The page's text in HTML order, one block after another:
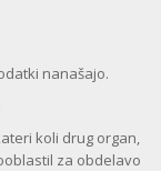
nanašajo.
koli drug organ,
za obdelavo